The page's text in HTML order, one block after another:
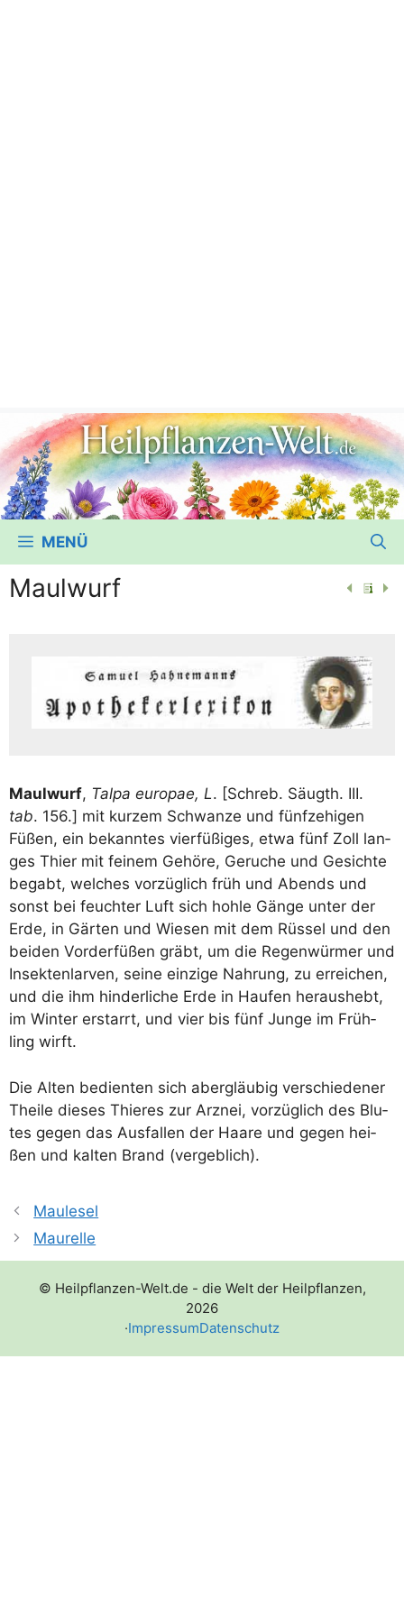
MENÜ
Maulwurf
Maul­wurf, Tal­pa euro­pae, L. [Schreb. Säugth. III.
tab. 156.] mit kur­zem Schwan­ze und fünf­ze­hi­gen
Füßen, ein bekann­tes vier­fü­ßi­ges, etwa fünf Zoll lan­
ges Thi­er mit fei­nem Gehö­re, Geru­che und Gesich­te
begabt, wel­ches vor­züg­lich früh und Abends und
sonst bei feuch­ter Luft sich hoh­le Gän­ge unter der
Erde, in Gär­ten und Wie­sen mit dem Rüs­sel und den
bei­den Vor­der­fü­ßen gräbt, um die Regen­wür­mer und
Insek­ten­lar­ven, sei­ne ein­zi­ge Nah­rung, zu errei­chen,
und die ihm hin­der­li­che Erde in Hau­fen her­aus­hebt,
im Win­ter erstarrt, und vier bis fünf Jun­ge im Früh­
ling wirft.
Die Alten bedien­ten sich aber­gläu­big ver­schie­de­ner
Thei­le die­ses Thie­res zur Arz­nei, vor­züg­lich des Blu­
tes gegen das Aus­fal­len der Haa­re und gegen hei­
ßen und kal­ten Brand (ver­geb­lich).
Maulesel
Maurelle
© Heilpflanzen-Welt.de - die Welt der Heilpflanzen,
2026
·ImpressumDatenschutz